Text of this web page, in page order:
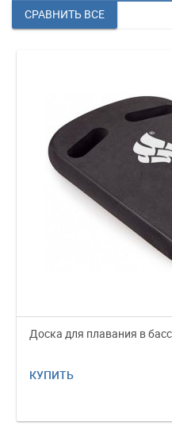
Доска для плавания в
КУПИТЬ